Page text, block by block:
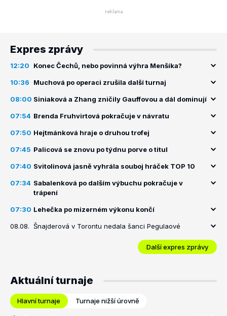
Expres zprávy
12:20 Konec Čechů, nebo povinná výhra Menšíka?
10:36 Muchová po operaci zrušila další turnaj
08:00 Siniaková a Zhang zničily Gauffovou a dál dominují
07:54 Brenda Fruhvirtová pokračuje v návratu
07:50 Hejtmánková hraje o druhou trofej
07:45 Palicová se znovu po týdnu porve o titul
07:40 Svitolinová jasně vyhrála souboj hráček TOP 10
07:34 Sabalenková po dalším výbuchu pokračuje v
trápení
07:30 Lehečka po mizerném výkonu končí
08.08. Šnajderová v Torontu nedala šanci Pegulaové
Další expres zprávy
Aktuální turnaje
Hlavní turnaje Turnaje nižší úrovně